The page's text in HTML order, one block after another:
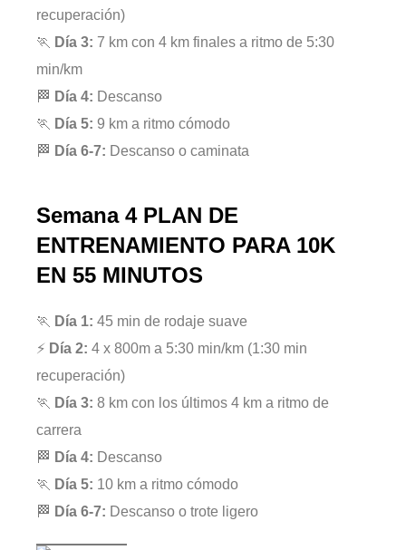
recuperación)
🏃 Día 3: 7 km con 4 km finales a ritmo de 5:30
min/km
🏁 Día 4: Descanso
🏃 Día 5: 9 km a ritmo cómodo
🏁 Día 6-7: Descanso o caminata
Semana 4 PLAN DE
ENTRENAMIENTO PARA 10K
EN 55 MINUTOS
🏃 Día 1: 45 min de rodaje suave
⚡ Día 2: 4 x 800m a 5:30 min/km (1:30 min
recuperación)
🏃 Día 3: 8 km con los últimos 4 km a ritmo de
carrera
🏁 Día 4: Descanso
🏃 Día 5: 10 km a ritmo cómodo
🏁 Día 6-7: Descanso o trote ligero